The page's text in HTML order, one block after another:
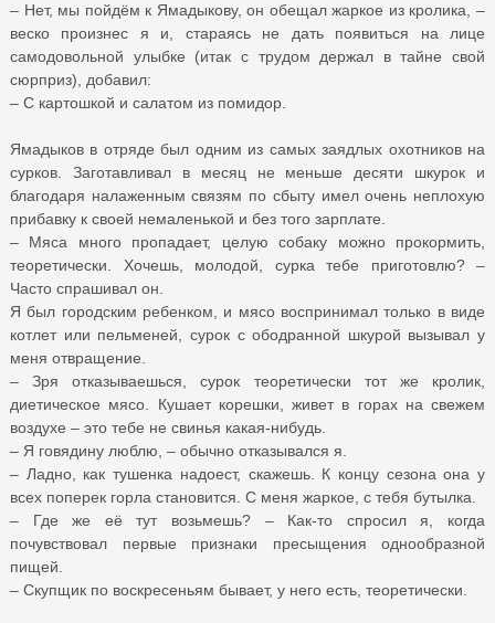
– Нет, мы пойдём к Ямадыкову, он обещал жаркое из кролика, –
веско произнес я и, стараясь не дать появиться на лице
самодовольной улыбке (итак с трудом держал в тайне свой
сюрприз), добавил:
– С картошкой и салатом из помидор.
Ямадыков в отряде был одним из самых заядлых охотников на
сурков. Заготавливал в месяц не меньше десяти шкурок и
благодаря налаженным связям по сбыту имел очень неплохую
прибавку к своей немаленькой и без того зарплате.
– Мяса много пропадает, целую собаку можно прокормить,
теоретически. Хочешь, молодой, сурка тебе приготовлю? –
Часто спрашивал он.
Я был городским ребенком, и мясо воспринимал только в виде
котлет или пельменей, сурок с ободранной шкурой вызывал у
меня отвращение.
– Зря отказываешься, сурок теоретически тот же кролик,
диетическое мясо. Кушает корешки, живет в горах на свежем
воздухе – это тебе не свинья какая-нибудь.
– Я говядину люблю, – обычно отказывался я.
– Ладно, как тушенка надоест, скажешь. К концу сезона она у
всех поперек горла становится. С меня жаркое, с тебя бутылка.
– Где же её тут возьмешь? – Как-то спросил я, когда
почувствовал первые признаки пресыщения однообразной
пищей.
– Скупщик по воскресеньям бывает, у него есть, теоретически.